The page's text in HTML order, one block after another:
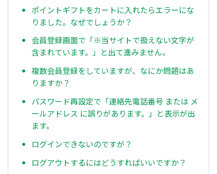
ポイントギフトをカートに入れたらエラーにな
りました。なぜでしょうか？
会員登録画面で「※当サイトで扱えない文字が
含まれています。」と出て進みません。
複数会員登録をしていますが、なにか問題はあ
りますか？
パスワード再設定で「連絡先電話番号 または メ
ールアドレス に誤りがあります。」と表示が出
ます。
ログインできないのですが？
ログアウトするにはどうすればいいですか？